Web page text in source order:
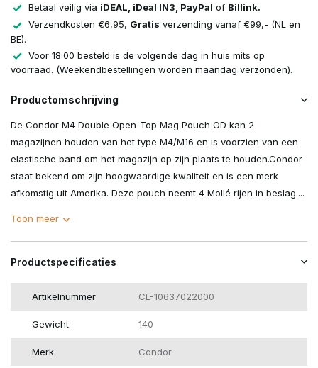
Betaal veilig via iDEAL, iDeal IN3, PayPal of Billink.
Verzendkosten €6,95, Gratis verzending vanaf €99,- (NL en
BE).
Voor 18:00 besteld is de volgende dag in huis mits op
voorraad. (Weekendbestellingen worden maandag verzonden).
Productomschrijving
De Condor M4 Double Open-Top Mag Pouch OD kan 2
magazijnen houden van het type M4/M16 en is voorzien van een
elastische band om het magazijn op zijn plaats te houden.Condor
staat bekend om zijn hoogwaardige kwaliteit en is een merk
afkomstig uit Amerika. Deze pouch neemt 4 Mollé rijen in beslag....
Toon meer
Productspecificaties
Artikelnummer CL-10637022000
Gewicht 140
Merk Condor